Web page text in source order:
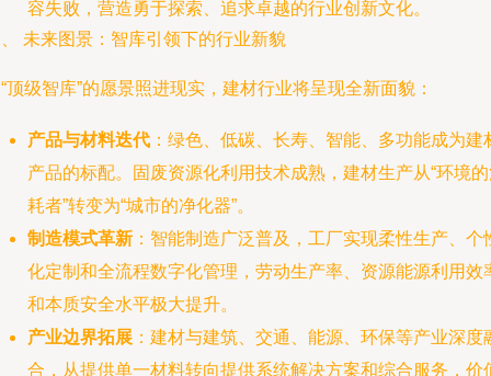
容失败，营造勇于探索、追求卓越的行业创新文化。
未来图景：智库引领下的行业新貌
顶级智库”的愿景照进现实，建材行业将呈现全新面貌：
产品与材料迭代 ：绿色、低碳、长寿、智能、多功能成为建
产品的标配。固废资源化利用技术成熟，建材生产从“环境
耗者”转变为“城市的净化器”。
制造模式革新 ：智能制造广泛普及，工厂实现柔性生产、个
化定制和全流程数字化管理，劳动生产率、资源能源利用效
和本质安全水平极大提升。
产业边界拓展 ：建材与建筑、交通、能源、环保等产业深度
合，从提供单一材料转向提供系统解决方案和综合服务，价